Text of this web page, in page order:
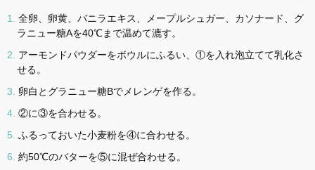
全卵、卵黄、バニラエキス、メープルシュガー、カソナード、グ
ラニュー糖Aを40℃まで温めて漉す。
アーモンドパウダーをボウルにふるい、①を入れ泡立てて乳化さ
せる。
卵白とグラニュー糖Bでメレンゲを作る。
②に③を合わせる。
ふるっておいた小麦粉を④に合わせる。
約50℃のバターを⑤に混ぜ合わせる。